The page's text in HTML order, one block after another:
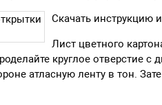
Скачать инструкцию
Лист цветного
круглое отверстие
атласную ленту в тон.